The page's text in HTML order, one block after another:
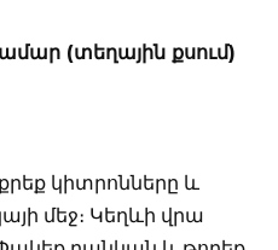
(տեղային քսում)
կիտրոնները և
մեջ։ Կեղևի վրա